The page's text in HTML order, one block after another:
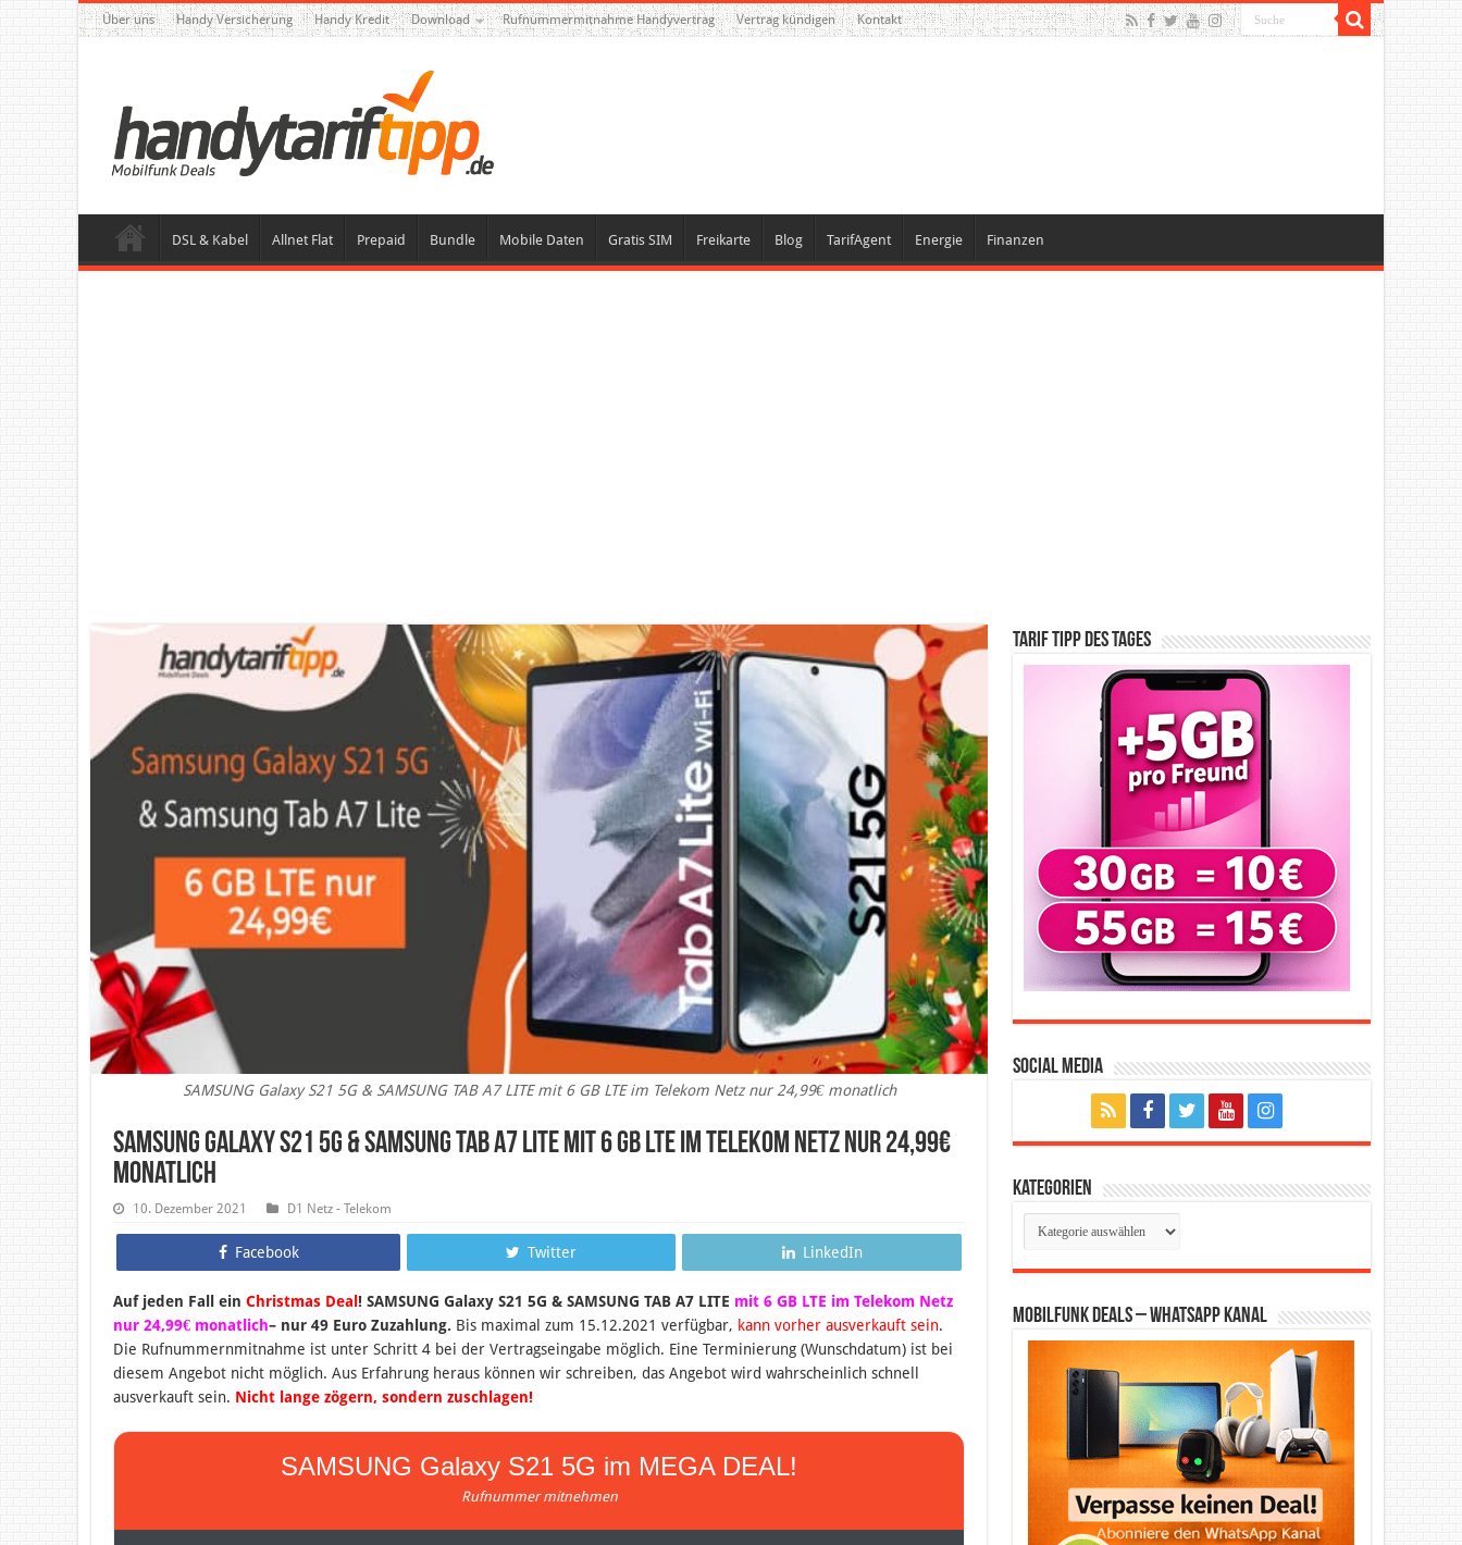
Über uns Handy Versicherung Handy Kredit Download Rufnummermitnahme Handyvertrag Vertrag kündigen Kontakt
DSL & Kabel Allnet Flat Prepaid Bundle Mobile Daten Gratis SIM Freikarte Blog TarifAgent Energie Finanzen
SAMSUNG Galaxy S21 5G & SAMSUNG TAB A7 LITE mit 6 GB LTE im Telekom Netz nur 24,99€ monatlich
SAMSUNG Galaxy S21 5G & SAMSUNG TAB A7 LITE mit 6 GB LTE im Telekom Netz nur 24,99€
monatlich
10. Dezember 2021 D1 Netz - Telekom
Facebook Twitter LinkedIn
Auf jeden Fall ein Christmas Deal ! SAMSUNG Galaxy S21 5G & SAMSUNG TAB A7 LITE mit 6 GB LTE im Telekom Netz
nur 24,99€ monatlich– nur 49 Euro Zuzahlung. Bis maximal zum 15.12.2021 verfügbar, kann vorher ausverkauft sein.
Die Rufnummernmitnahme ist unter Schritt 4 bei der Vertragseingabe möglich. Eine Terminierung (Wunschdatum) ist bei
diesem Angebot nicht möglich. Aus Erfahrung heraus können wir schreiben, das Angebot wird wahrscheinlich schnell
ausverkauft sein. Nicht lange zögern, sondern zuschlagen!
SAMSUNG Galaxy S21 5G im MEGA DEAL!
Rufnummer mitnehmen
Tarif Tipp des Tages
Social Media
Kategorien
Kategorien
Mobilfunk Deals – WhatsApp Kanal